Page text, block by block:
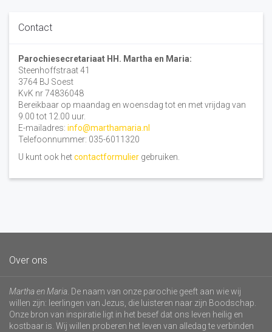
Contact
Parochiesecretariaat HH. Martha en Maria:
Steenhoffstraat 41
3764 BJ Soest
KvK nr 74836048
Bereikbaar op maandag en woensdag tot en met vrijdag van
9.00 tot 12.00 uur.
E-mailadres: info@marthamaria.nl
Telefoonnummer: 035-6011320
U kunt ook hetcontactformulier gebruiken.
Over ons
Martha en Maria . De naam van onze parochie geeft aan wie wij
willen zijn: leerlingen van Jezus, die luisteren naar zijn Boodschap.
Onze bron van inspiratie ligt in het besef dat ons leven heilig en
kostbaar is. Wij willen proberen het leven van alledag te verbinden